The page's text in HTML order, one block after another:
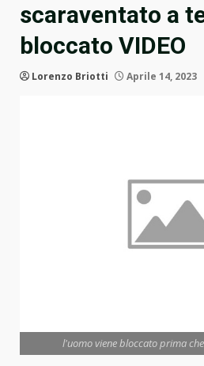
scaraventato a
bloccato VIDEO
Lorenzo Briotti Aprile 14, 2023
l'uomo viene bloccato prima